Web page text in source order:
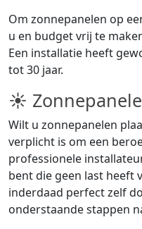
Om zonnepanelen op
u en budget vrij te
Een installatie heeft
tot 30 jaar.
☀
Wilt u zonnepanelen
verplicht is om een
professionele
bent die geen last heeft
inderdaad perfect zelf
onderstaande stappen